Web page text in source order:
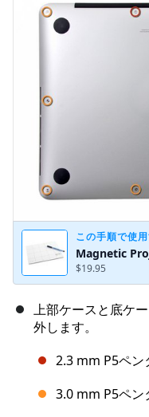
この手順で使
Magnetic
$19.95
上部ケースと底ケ
外します。
2.3 mm P5ペン
3.0 mm P5ペン